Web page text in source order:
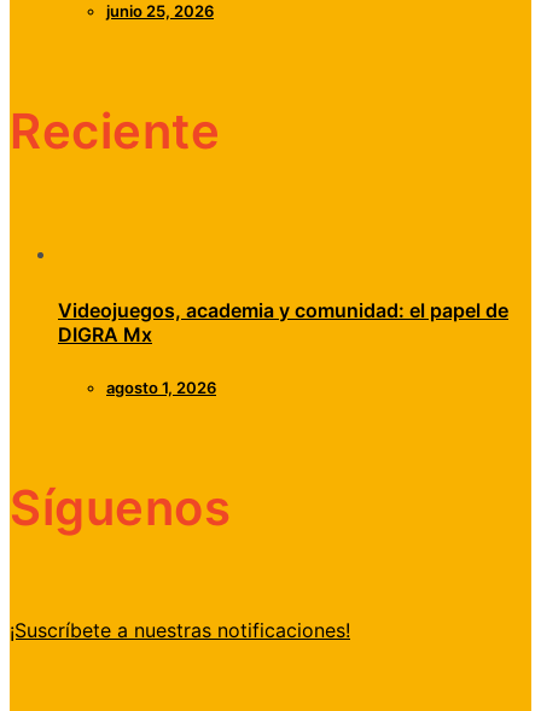
junio 25, 2026
Reciente
Videojuegos, academia y comunidad: el papel de
DIGRA Mx
agosto 1, 2026
Síguenos
¡Suscríbete a nuestras notificaciones!